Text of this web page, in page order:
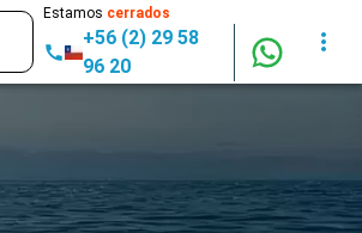
Estamos cerrados
+56 (2) 29 58
96 20